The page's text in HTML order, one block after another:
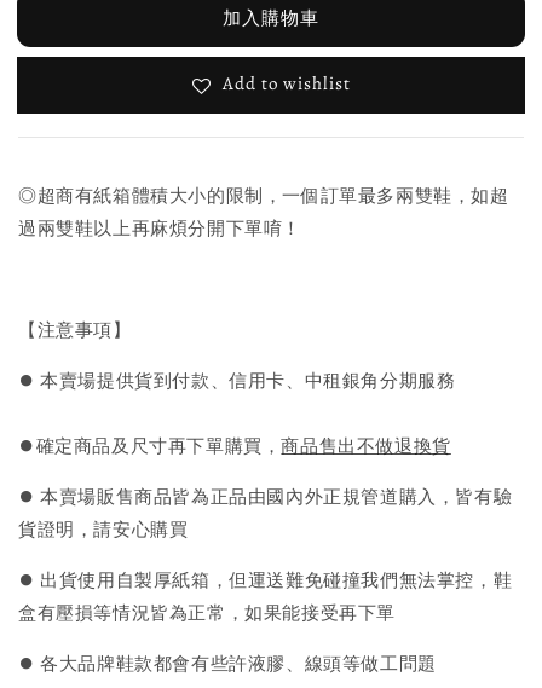
加入購物車
Add to wishlist
◎超商有紙箱體積大小的限制，一個訂單最多兩雙鞋，如超
過兩雙鞋以上再麻煩分開下單唷！
【注意事項】
⏺︎ 本賣場提供貨到付款、信用卡、中租銀角分期服務
⏺︎確定商品及尺寸再下單購買，商品售出不做退換貨
⏺︎ 本賣場販售商品皆為正品由國內外正規管道購入，皆有驗
貨證明，請安心購買
⏺︎ 出貨使用自製厚紙箱，但運送難免碰撞我們無法掌控，鞋
盒有壓損等情況皆為正常，如果能接受再下單
⏺︎ 各大品牌鞋款都會有些許液膠、線頭等做工問題